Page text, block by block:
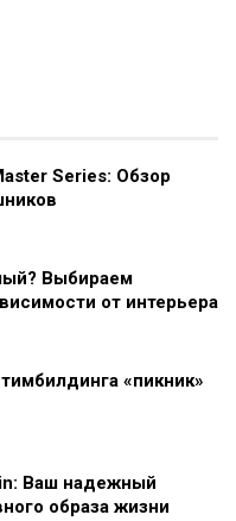
Series: Обзор
Выбираем
от интерьера
«пикник»
Ваш надежный
образа жизни